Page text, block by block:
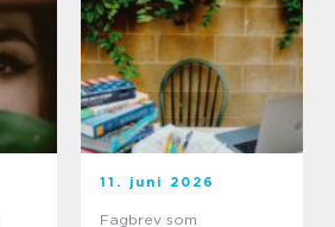
11. juni 2026
Fagbrev som